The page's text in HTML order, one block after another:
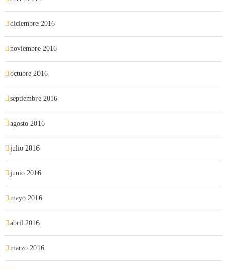
diciembre 2016
noviembre 2016
octubre 2016
septiembre 2016
agosto 2016
julio 2016
junio 2016
mayo 2016
abril 2016
marzo 2016